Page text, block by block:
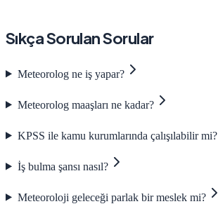
Sıkça Sorulan Sorular
Meteorolog ne iş yapar?
Meteorolog maaşları ne kadar?
KPSS ile kamu kurumlarında çalışılabilir mi?
İş bulma şansı nasıl?
Meteoroloji geleceği parlak bir meslek mi?